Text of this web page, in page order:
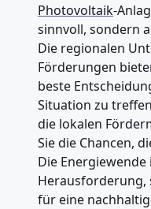
Photovoltaik-
sinnvoll, sondern
Die regionalen
Förderungen
beste
Situation zu
die lokalen
Sie die Chancen,
Die
Herausforderung,
für eine